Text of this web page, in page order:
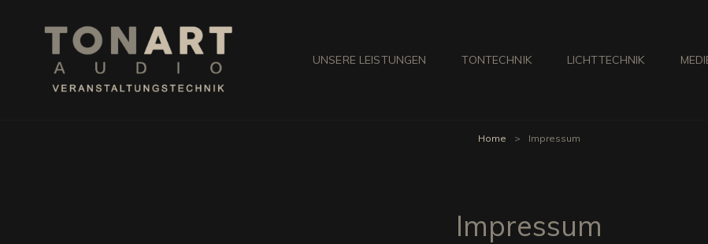
UNSERE LEISTUNGEN TONTECHNIK LICHTTECHNIK
Home > Impressum
Impressum